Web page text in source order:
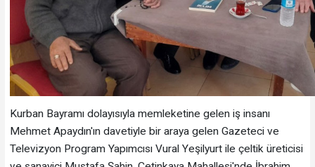
Kurban Bayramı dolayısıyla memleketine gelen iş insanı
Mehmet Apaydın'ın davetiyle bir araya gelen Gazeteci ve
Televizyon Program Yapımcısı Vural Yeşilyurt ile çeltik üreticisi